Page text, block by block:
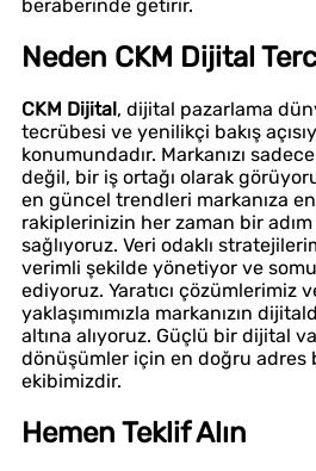
beraberinde getirir.
Neden CKM Dijital
CKM Dijital, dijital pazarlama
tecrübesi ve yenilikçi bakış
konumundadır. Markanızı
değil, bir iş ortağı olarak
en güncel trendleri markanıza
rakiplerinizin her zaman bir adım
sağlıyoruz. Veri odaklı
verimli şekilde yönetiyor ve
ediyoruz. Yaratıcı çözümlerimiz
yaklaşımımızla markanızın
altına alıyoruz. Güçlü bir dijital
dönüşümler için en doğru adres
ekibimizdir.
Hemen Teklif Alın